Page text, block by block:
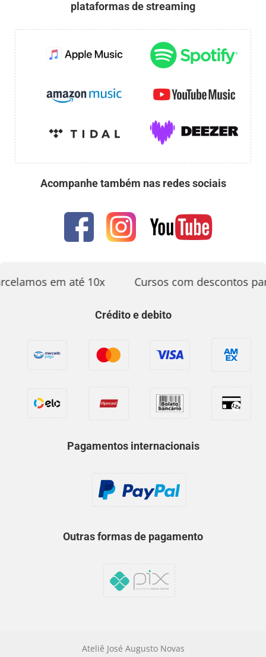
plataformas de streaming
Acompanhe também nas redes sociais
em até 10x Cursos com descontos
Crédito e debito
Pagamentos internacionais
Outras formas de pagamento
Ateliê José Augusto Novas